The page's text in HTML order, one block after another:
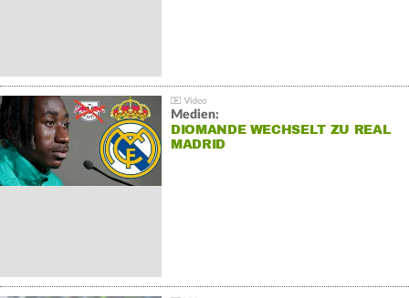
Medien:
DIOMANDE WECHSELT ZU REAL
MADRID